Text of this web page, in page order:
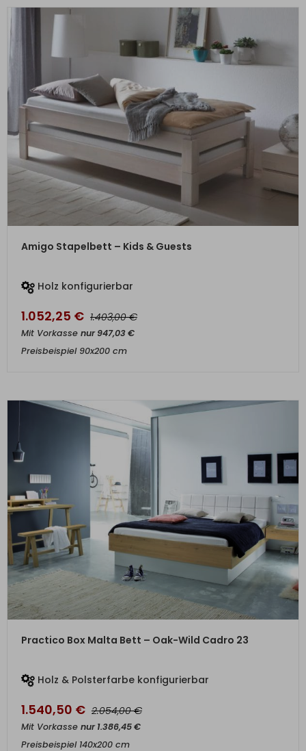
ZUM PRODUKT
Amigo Stapelbett – Kids & Guests
Holz konfigurierbar
1.052,25 € 1.403,00€
Mit Vorkasse nur947,03€
Preisbeispiel 90x200 cm
Practico Box Malta Bett – Oak-Wild Cadro 23
Holz & Polsterfarbe konfigurierbar
1.540,50 € 2.054,00€
Mit Vorkasse nur1.386,45€
Preisbeispiel 140x200 cm